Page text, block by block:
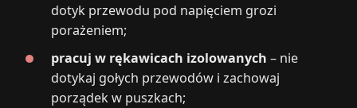
dotyk przewodu pod napięciem grozi
porażeniem;
pracuj w rękawicach izolowanych – nie
dotykaj gołych przewodów i zachowaj
porządek w puszkach;